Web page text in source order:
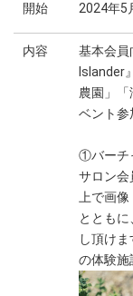
開始 2024年5
内容
基本会員
Islander
農園」
ベント参
①バーチ
サロン会
上で画
ととも
し頂け
の体験施